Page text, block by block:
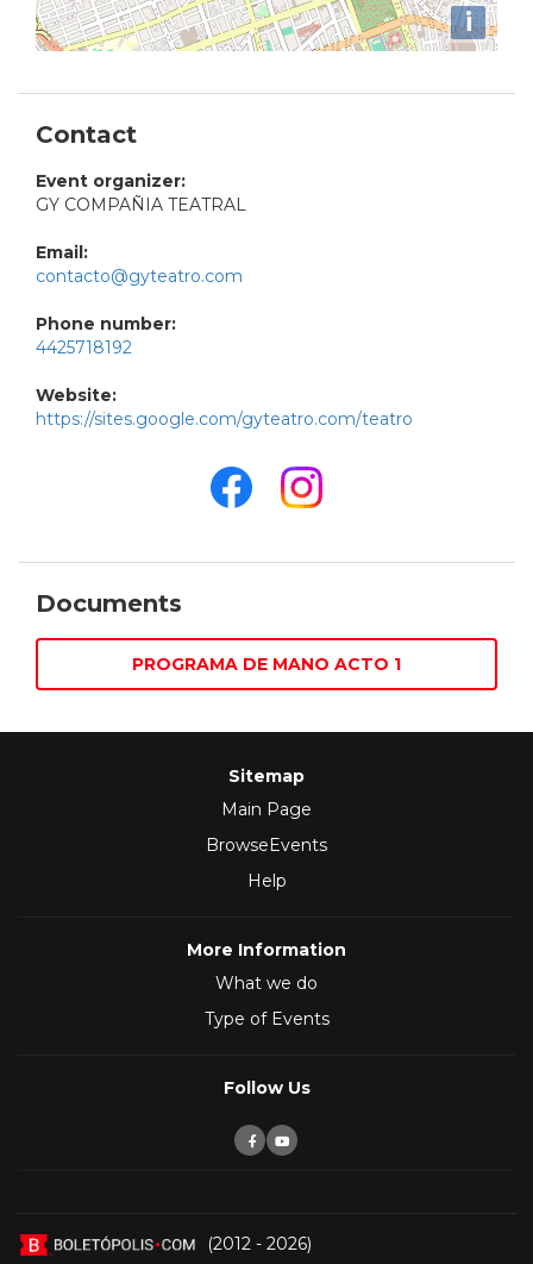
i
Contact
Event organizer:
GY COMPAÑIA TEATRAL
Email:
contacto@gyteatro.com
Phone number:
4425718192
Website:
https://sites.google.com/gyteatro.com/teatro
Documents
PROGRAMA DE MANO ACTO 1
Sitemap
Main Page
BrowseEvents
Help
More Information
What we do
Type of Events
Follow Us
(2012 - 2026)